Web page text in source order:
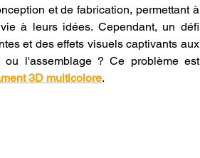
PRINT
et de fabrication, permettant à
à leurs idées. Cependant, un défi
et des effets visuels captivants aux
ou l'assemblage ? Ce problème est
3D multicolore.